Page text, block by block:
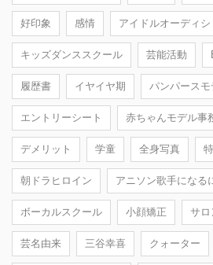
好印象 感情 アイドルオーディシ
キッズダンススクール 芸能活動
履歴書 イヤイヤ期 パンパースモ
エントリーシート 赤ちゃんモデル事
デメリット 学童 全身写真
朝ドラヒロイン アニソン歌手になる
ボーカルスクール 小顔矯正 サロ
芸名由来 三谷幸喜 クォーター